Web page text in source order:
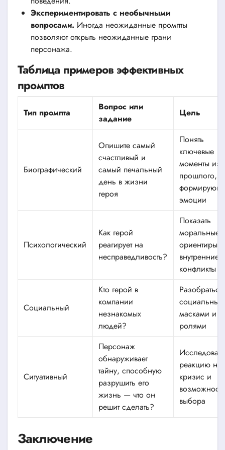
Экспериментировать с необычными
вопросами. Иногда неожиданные промпты
позволяют открыть неожиданные грани
персонажа.
Таблица примеров эффективных
промптов
Тип промпта
Вопрос или
задание
Цель
Биографический
Опишите самый
счастливый и
самый печальный
день в жизни
героя
Понять
ключевые
моменты из
прошлого,
эмоции
Психологический
Как герой
реагирует на
несправедливость?
Показать
моральные
ориентиры и
внутренние
конфликты
Социальный
Кто герой в
компании
незнакомых
людей?
масками и
ролями
Ситуативный
Персонаж
обнаруживает
тайну, способную
разрушить его
жизнь — что он
решит сделать?
Исследовать
реакцию на
кризис и
выбора
Заключение